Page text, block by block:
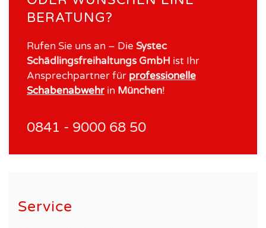
BERATUNG?
Rufen Sie uns an – Die Systec
Schädlingsfreihaltungs GmbH ist Ihr
Ansprechpartner für professionelle
Schabenabwehr in München!
0841 - 9000 68 50
Service